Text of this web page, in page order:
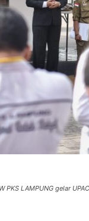
PKS LAMPUNG gelar